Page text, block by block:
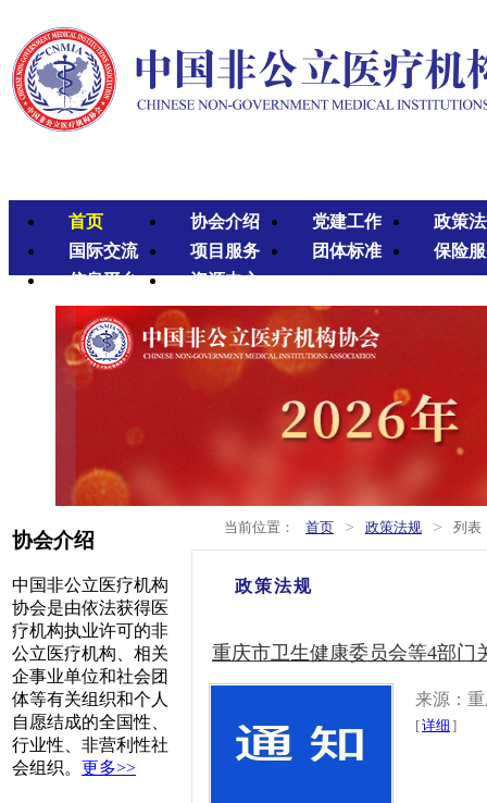
首页 协会介绍 党建工作
政策
国际交流
项目服务 团体标准
保险
信息平台
资源中心
协会介绍
中国非公立医疗机构
协会是由依法获得医
疗机构执业许可的非
公立医疗机构、相关
企事业单位和社会团
体等有关组织和个人
自愿结成的全国性、
行业性、非营利性社
会组织。 更多>>
当前位置： 首页 > 政策法规 > 列表
政策法规
重庆市卫生健康委员会等4部门
来源：
[详细 ]